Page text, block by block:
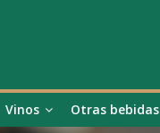
Vinos Otras bebidas